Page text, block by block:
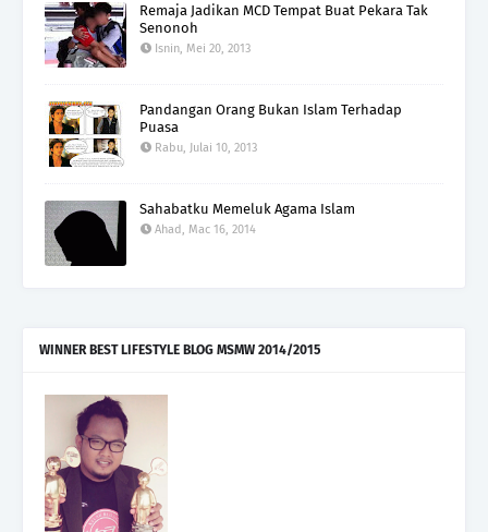
Remaja Jadikan MCD Tempat Buat Pekara Tak
Senonoh
Isnin, Mei 20, 2013
Pandangan Orang Bukan Islam Terhadap
Puasa
Rabu, Julai 10, 2013
Sahabatku Memeluk Agama Islam
Ahad, Mac 16, 2014
WINNER BEST LIFESTYLE BLOG MSMW 2014/2015